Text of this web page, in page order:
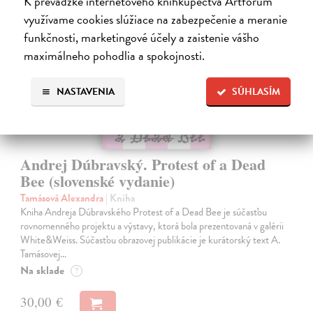
využívame cookies slúžiace na zabezpečenie a meranie
funkčnosti, marketingové účely a zaistenie vášho
maximálneho pohodlia a spokojnosti.
SÚHLASÍM
NASTAVENIA
na sklade
Andrej Dúbravský. Protest of a Dead
Bee (slovenské vydanie)
Tamásová Alexandra| Kniha
Kniha Andreja Dúbravského Protest of a Dead Bee je súčasťou
rovnomenného projektu a výstavy, ktorá bola prezentovaná v galérii
White&Weiss. Súčasťou obrazovej publikácie je kurátorský text A.
Tamásovej…
Na sklade ?
30,00 €